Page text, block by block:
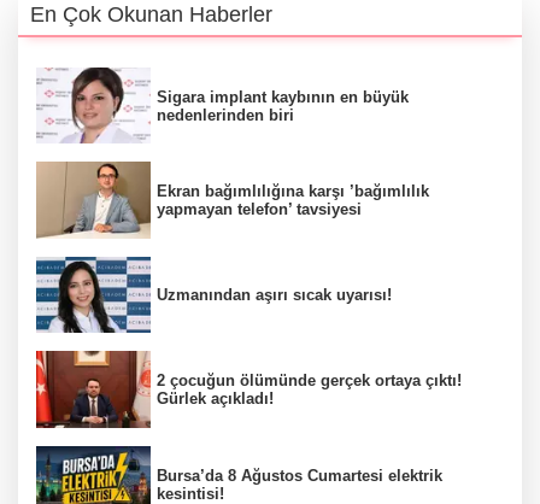
En Çok Okunan Haberler
Sigara implant kaybının en büyük
nedenlerinden biri
Ekran bağımlılığına karşı ’bağımlılık
yapmayan telefon’ tavsiyesi
Uzmanından aşırı sıcak uyarısı!
2 çocuğun ölümünde gerçek ortaya çıktı!
Gürlek açıkladı!
Bursa’da 8 Ağustos Cumartesi elektrik
kesintisi!